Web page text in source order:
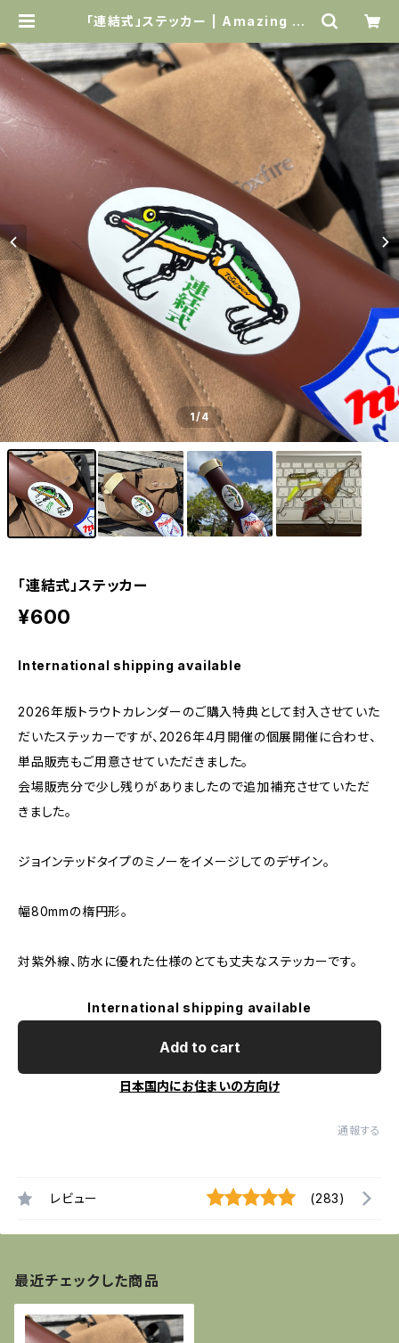
「連結式」ステッカー | Amazing Ho
1/4
「連結式」ステッカー
¥600
International shipping available
2026年版トラウトカレンダーのご購入特典として封入させていた
だいたステッカーですが、2026年4月開催の個展開催に合わせ、
単品販売もご用意させていただきました。
会場販売分で少し残りがありましたので追加補充させていただ
きました。
ジョインテッドタイプのミノーをイメージしてのデザイン。
幅80mmの楕円形。
対紫外線、防水に優れた仕様のとても丈夫なステッカーです。
International shipping available
Add to cart
日本国内にお住まいの方向け
通報する
レビュー (283)
最近チェックした商品